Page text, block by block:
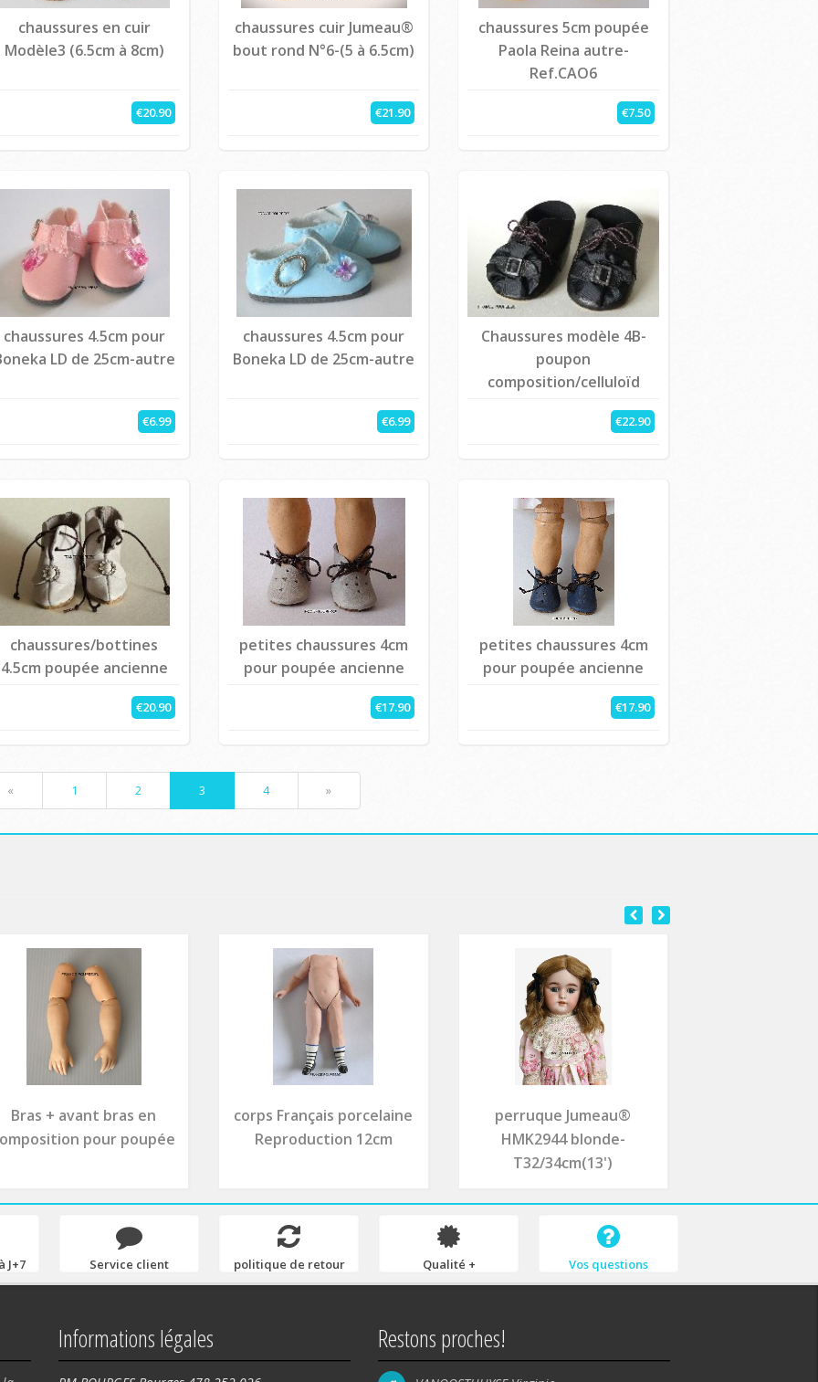
chaussures en cuir
Modèle3 (6.5cm à 8cm)
€20.90
chaussures cuir Jumeau®
bout rond N°6-(5 à 6.5cm)
€21.90
chaussures 5cm poupée
Paola Reina autre-
Ref.CAO6
€7.50
chaussures 4.5cm pour
LD de 25cm-autre
€6.99
chaussures 4.5cm pour
Boneka LD de 25cm-autre
€6.99
Chaussures modèle 4B-
poupon
composition/celluloïd
€22.90
chaussures/bottines
4.5cm poupée ancienne
€20.90
petites chaussures 4cm
pour poupée ancienne
€17.90
petites chaussures 4cm
pour poupée ancienne
€17.90
« 1 2 3 4 »
Bras + avant bras en
pour poupée
corps Français porcelaine
Reproduction 12cm
perruque Jumeau®
HMK2944 blonde-
T32/34cm(13')
J+7 Service client politique de retour Qualité + Vos questions
Informations légales Restons proches!